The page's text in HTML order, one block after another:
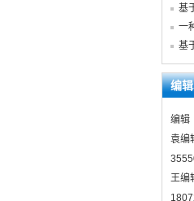
基
一
基
编
编辑
袁编
王编